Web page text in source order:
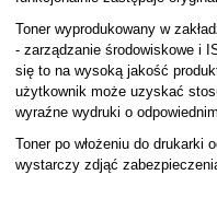
Toner wyprodukowany w
- zarządzanie środowiskowe i
się to na wysoką jakość
użytkownik może uzyskać
wyraźne wydruki o
Toner po włożeniu do drukarki
wystarczy zdjąć